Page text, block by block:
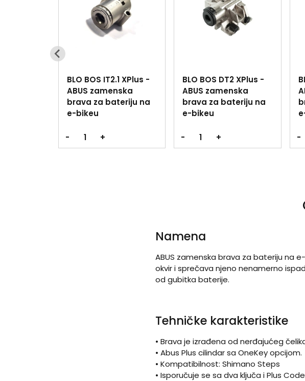
BLO BOS IT2.1 XPlus -
ABUS zamenska
brava za bateriju na
e-bikeu
- +
BLO BOS DT2 XPlus -
ABUS zamenska
brava za bateriju na
e-bikeu
- + -
Namena
ABUS zamenska brava za bateriju na
okvir i sprečava njeno nenamerno
od gubitka baterije.
Tehničke karakteristike
• Brava je izrađena od nerđajućeg
• Abus Plus cilindar sa OneKey opcijom.
• Kompatibilnost: Shimano Steps
• Isporučuje se sa dva ključa i Plus